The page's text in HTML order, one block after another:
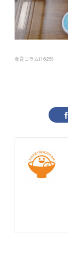
食育コラム(1625)